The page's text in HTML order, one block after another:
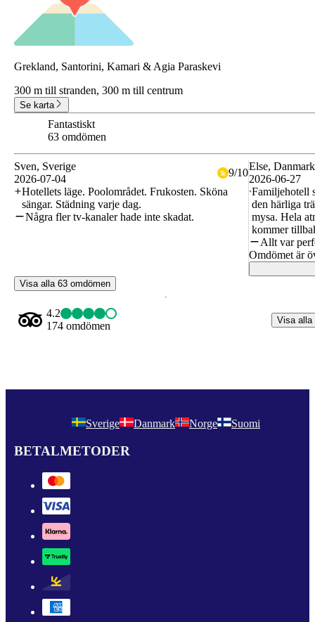
Grekland, Santorini, Kamari & Agia Paraskevi
300 m till stranden, 300 m till centrum
Se karta
Fantastiskt
63 omdömen
Sven, Sverige
2026-07-04
9/10
Hotellets läge. Poolområdet. Frukosten. Sköna
sängar. Städning varje dag.
Några fler tv-kanaler hade inte skadat.
Else, Danmark
2026-06-27
Familjehotell
den härliga
mysa. Hela
kommer
Allt var
Omdömet är
Visa alla 63 omdömen
4.2
174 omdömen
Visa alla
Sverige Danmark Norge Suomi
BETALMETODER